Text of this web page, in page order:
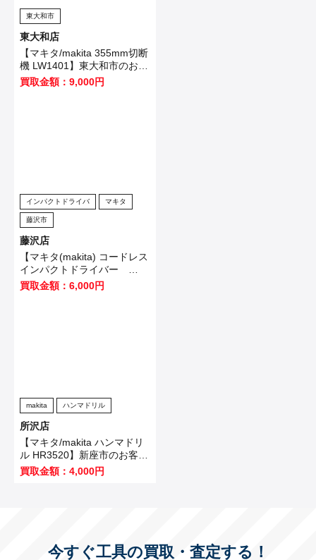
東大和市
東大和店
【マキタ/makita 355mm切断
機 LW1401】東大和市のお客
様から買取させていただきま
買取金額：9,000円
インパクトドライバ マキタ
藤沢市
藤沢店
【マキタ(makita) コードレス
インパクトドライバー
TD173DB】大田区のお客様
から買取させていただきまし
買取金額：6,000円
makita ハンマドリル
所沢店
【マキタ/makita ハンマドリ
ル HR3520】新座市のお客様
から買取いたしました！
買取金額：4,000円
今すぐ工具の買取・査定する！